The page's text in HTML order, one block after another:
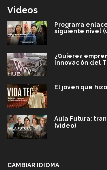
Videos
Programa
siguiente nivel
¿Quieres
Innovación del
El joven que
Aula Futura:
(video)
CAMBIAR IDIOMA